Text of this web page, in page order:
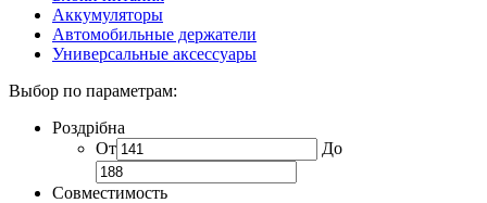
Аккумуляторы
Автомобильные держатели
Универсальные аксессуары
Выбор по параметрам:
Роздрібна
От
До
Совместимость